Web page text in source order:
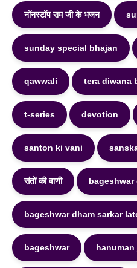
नॉनस्टॉप राम जी के भजन
sunday special bhajan
qawwali tera diwana
t-series devotion
santon ki vani
संतों की वाणी bageshwar
bageshwar dham sarkar
bageshwar